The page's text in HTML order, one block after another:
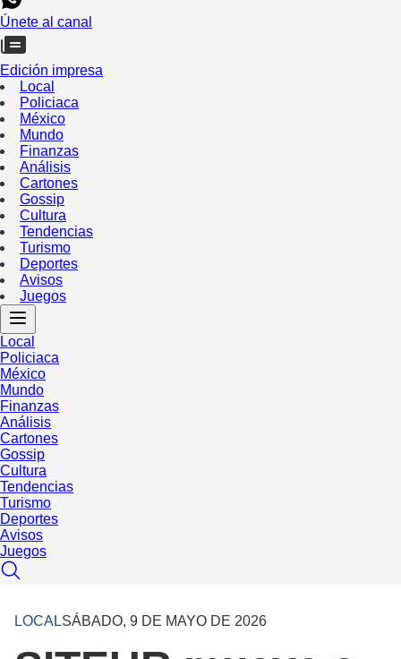
Únete al canal
Edición impresa
Local
Policiaca
México
Mundo
Finanzas
Análisis
Cartones
Gossip
Cultura
Tendencias
Turismo
Deportes
Avisos
Juegos
Local
Policiaca
México
Mundo
Finanzas
Análisis
Cartones
Gossip
Cultura
Tendencias
Turismo
Deportes
Avisos
Juegos
LOCALSÁBADO, 9 DE MAYO DE 2026